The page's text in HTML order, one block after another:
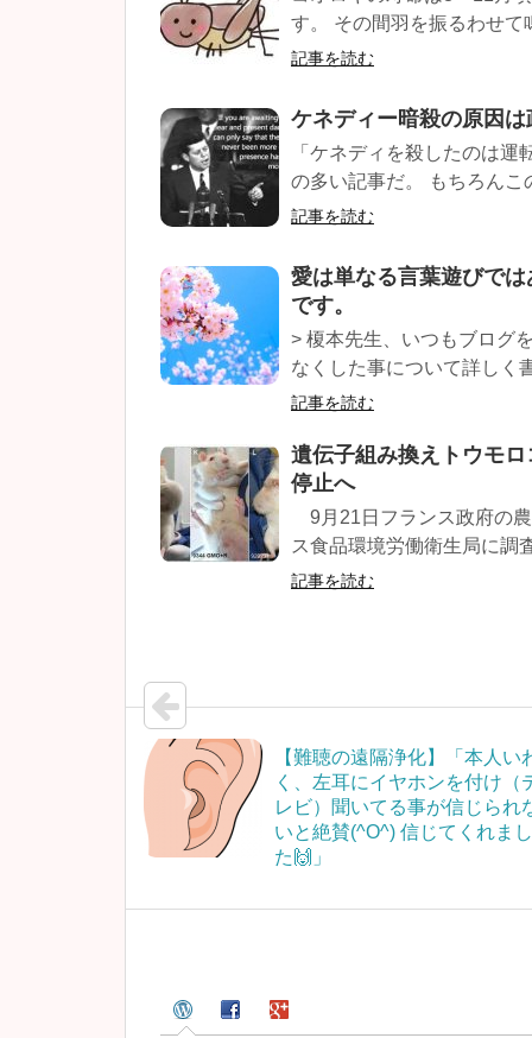
す。 その間羽を振るわせ
記事を読む
ケネディー暗殺の原因
「ケネディを殺したのは
の多い記事だ。 もちろん
記事を読む
愛は単なる言葉遊びで
です。
> 榎本先生、いつもブログ
なくした事について詳しく
記事を読む
遺伝子組み換えトウモ
停止へ
9月21日フランス政府の
ス食品環境労働衛生局に調
記事を読む
【難聴の遠隔浄化】「本人い
く、左耳にイヤホンを付け（
レビ）聞いてる事が信じられ
いと絶賛(^O^) 信じてくれまし
た🙌」